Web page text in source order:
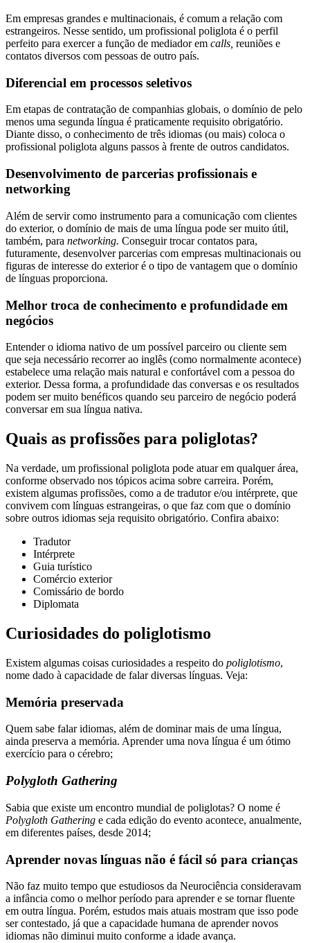
Em empresas grandes e multinacionais, é comum a relação com
estrangeiros. Nesse sentido, um profissional poliglota é o perfil
perfeito para exercer a função de mediador em calls, reuniões e
contatos diversos com pessoas de outro país.
Diferencial em processos seletivos
Em etapas de contratação de companhias globais, o domínio de pelo
menos uma segunda língua é praticamente requisito obrigatório.
Diante disso, o conhecimento de três idiomas (ou mais) coloca o
profissional poliglota alguns passos à frente de outros candidatos.
Desenvolvimento de parcerias profissionais e
networking
Além de servir como instrumento para a comunicação com clientes
do exterior, o domínio de mais de uma língua pode ser muito útil,
também, para networking. Conseguir trocar contatos para,
futuramente, desenvolver parcerias com empresas multinacionais ou
figuras de interesse do exterior é o tipo de vantagem que o domínio
de línguas proporciona.
Melhor troca de conhecimento e profundidade em
negócios
Entender o idioma nativo de um possível parceiro ou cliente sem
que seja necessário recorrer ao inglês (como normalmente acontece)
estabelece uma relação mais natural e confortável com a pessoa do
exterior. Dessa forma, a profundidade das conversas e os resultados
podem ser muito benéficos quando seu parceiro de negócio poderá
conversar em sua língua nativa.
Quais as profissões para poliglotas?
Na verdade, um profissional poliglota pode atuar em qualquer área,
conforme observado nos tópicos acima sobre carreira. Porém,
existem algumas profissões, como a de tradutor e/ou intérprete, que
convivem com línguas estrangeiras, o que faz com que o domínio
sobre outros idiomas seja requisito obrigatório. Confira abaixo:
Tradutor
Intérprete
Guia turístico
Comércio exterior
Comissário de bordo
Diplomata
Curiosidades do poliglotismo
Existem algumas coisas curiosidades a respeito do poliglotismo,
nome dado à capacidade de falar diversas línguas. Veja:
Memória preservada
Quem sabe falar idiomas, além de dominar mais de uma língua,
ainda preserva a memória. Aprender uma nova língua é um ótimo
exercício para o cérebro;
Polygloth Gathering
Sabia que existe um encontro mundial de poliglotas? O nome é
Polygloth Gathering e cada edição do evento acontece, anualmente,
em diferentes países, desde 2014;
Aprender novas línguas não é fácil só para crianças
Não faz muito tempo que estudiosos da Neurociência consideravam
a infância como o melhor período para aprender e se tornar fluente
em outra língua. Porém, estudos mais atuais mostram que isso pode
ser contestado, já que a capacidade humana de aprender novos
idiomas não diminui muito conforme a idade avança.